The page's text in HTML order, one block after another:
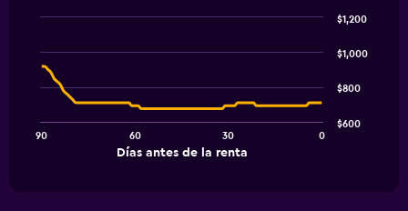
chart
with
The
Días antes de la renta
90 60 30 0
$600
$800
$1,000
$1,200